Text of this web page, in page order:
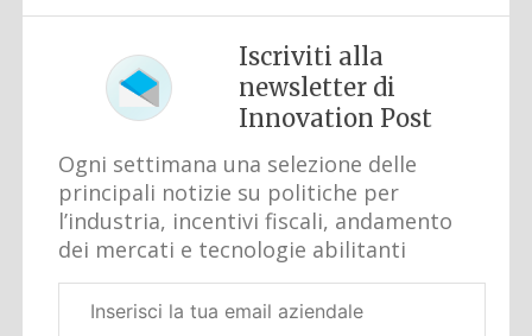
Iscriviti alla
newsletter di
Innovation Post
Ogni settimana una selezione delle
principali notizie su politiche per
l’industria, incentivi fiscali, andamento
dei mercati e tecnologie abilitanti
aziendale